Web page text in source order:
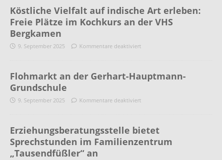
Köstliche Vielfalt auf indische Art erleben:
Freie Plätze im Kochkurs an der VHS
Bergkamen
9. September 2025 Kommentare deaktiviert
Flohmarkt an der Gerhart-Hauptmann-
Grundschule
9. September 2025 Kommentare deaktiviert
Erziehungsberatungsstelle bietet
Sprechstunden im Familienzentrum
„Tausendfüßler“ an